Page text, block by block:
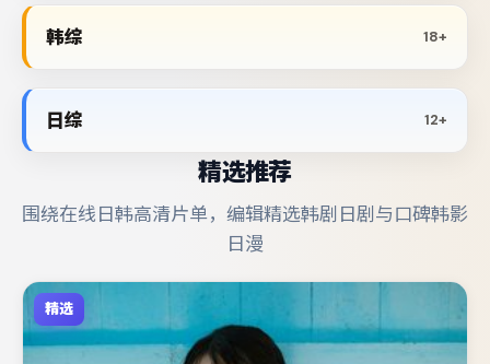
韩综 18+
日综 12+
精选推荐
围绕在线日韩高清片单，编辑精选韩剧日剧与口碑韩影
日漫
精选